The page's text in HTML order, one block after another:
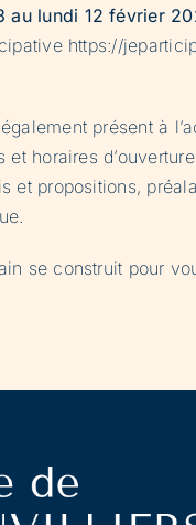
au lundi 12 février
https://
présent à
et horaires
et propositions,
se construit pour